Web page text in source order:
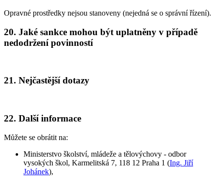
Opravné prostředky nejsou stanoveny (nejedná se o správní řízení).
20. Jaké sankce mohou být uplatněny v případě
nedodržení povinností
21. Nejčastější dotazy
22. Další informace
Můžete se obrátit na:
Ministerstvo školství, mládeže a tělovýchovy - odbor
vysokých škol, Karmelitská 7, 118 12 Praha 1 (Ing. Jiří
Johánek),